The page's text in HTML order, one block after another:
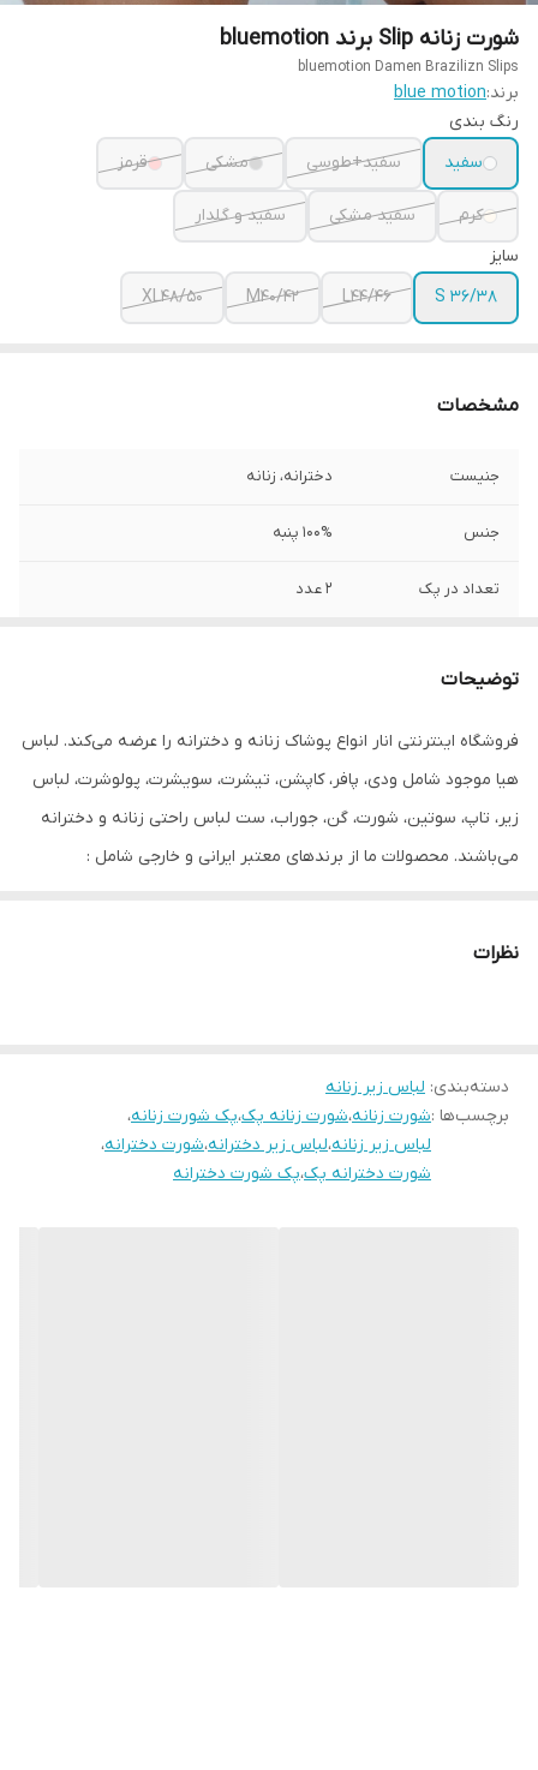
شورت زنانه Slip برند bluemotion
bluemotion Damen Brazilizn Slips
برند:blue motion
رنگ بندی
سفید
سفید+طوسی مشکی قرمز
کرم سفید مشکی
سفید و گلدار
سایز
S 36/38
L44/46
M40/42
XL48/50
مشخصات
جنیست دخترانه، زنانه
جنس 100% پنبه
تعداد در پک 2 عدد
توضیحات
فروشگاه اینترنتی انار انواع پوشاک زنانه و دخترانه را عرضه می‌کند. لباس
هیا موجود شامل ودی، پافر، کاپشن، تیشرت، سویشرت، پولوشرت، لباس
زیر، تاپ، سوتین، شورت، گن، جوراب، ست لباس راحتی زنانه و دخترانه
می‌باشند. محصولات ما از برندهای معتبر ایرانی و خارجی شامل :
نظرات
دسته‌بندی: لباس زیر زنانه
برچسب‌ها :شورت زنانه،شورت زنانه پک،پک شورت زنانه،
لباس زیر زنانه،لباس زیر دخترانه،شورت دخترانه،
شورت دخترانه پک،پک شورت دخترانه